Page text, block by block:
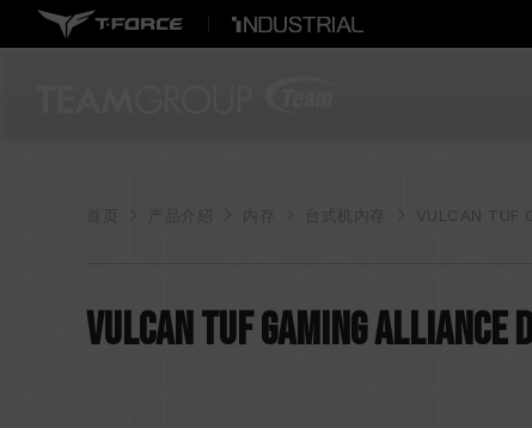
产品介紹 内存 VULCAN
VULCAN TUF Gaming